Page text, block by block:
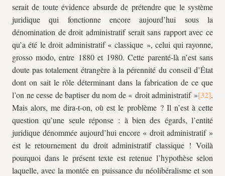
serait de toute évidence absurde de prétendre que le système
juridique qui fonctionne encore aujourd’hui sous la
dénomination de droit administratif serait sans rapport avec ce
qu’a été le droit administratif « classique », celui qui rayonne,
grosso modo, entre 1880 et 1980. Cette parenté-là n’est sans
doute pas totalement étrangère à la pérennité du conseil d’État
dont on sait le rôle déterminant dans la fabrication de ce que
l’on ne cesse de baptiser du nom de « droit administratif »
.
Mais alors, me dira-t-on, où est le problème ? Il n’est à cette
question qu’une seule réponse : à bien des égards, l’entité
juridique dénommée aujourd’hui encore « droit administratif »
est le retournement du droit administratif classique ! Voilà
pourquoi dans le présent texte est retenue l’hypothèse selon
laquelle, avec la montée en puissance du néolibéralisme et son